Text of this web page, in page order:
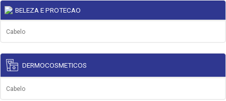
Saude Da Mulher
Sistema Nervoso
Saude Ossea
Vitaminas E Suplementos
BELEZA E PROTECAO
Cabelo
DERMOCOSMETICOS
Cabelo